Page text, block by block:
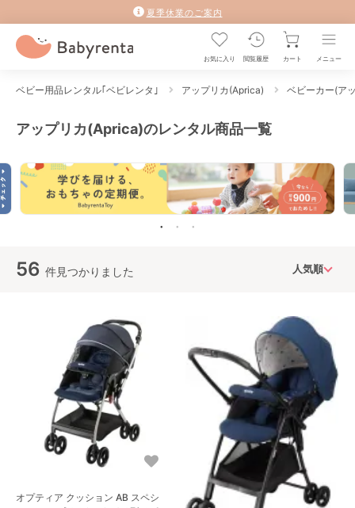
夏季休業のご案内
お気に入り 閲覧履歴 カート メニュー
ベビー用品レンタル｢ベビレンタ｣ アップリカ(Aprica) ベビーカー(ア
アップリカ(Aprica)のレンタル商品一覧
56 件見つかりました
オプティア クッション AB スペシ